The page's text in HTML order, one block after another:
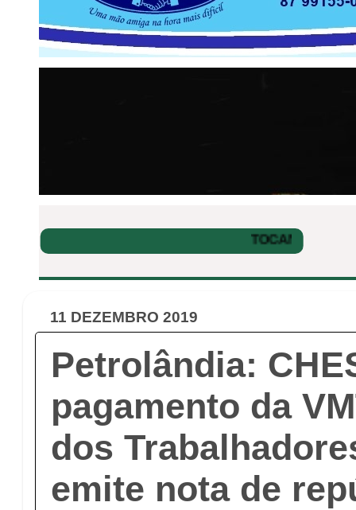
11 DEZEMBRO 2019
Petrolândia:
pagamento da
dos
emite nota de